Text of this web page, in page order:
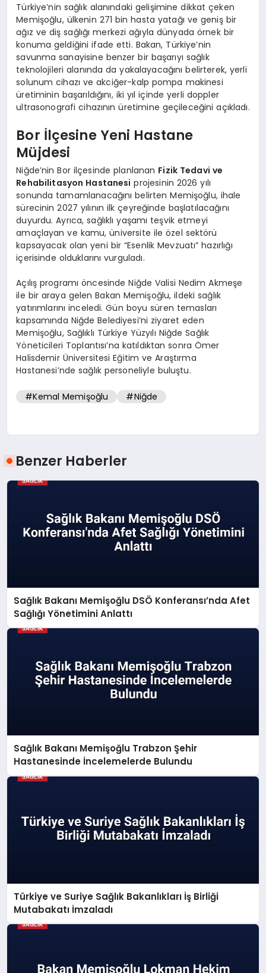
Türkiye’nin sağlık alanındaki gelişimine dikkat çeken
Memişoğlu, ülkenin 271 bin hasta yatağı ve geniş bir
ağız ve diş sağlığı merkezi ağıyla dünyada örnek bir
konuma geldiğini ifade etti. Bakan, Türkiye’nin
savunma sanayisine benzer bir başarıyı sağlık
teknolojileri alanında da yakalayacağını belirterek, yerli
solunum cihazı ve akciğer-kalp pompa makinesi
üretiminin başarıldığını, iki yıl içinde yerli doppler
ultrasonografi cihazının üretimine geçileceğini açıkladı.
Bor İlçesine Yeni Hastane
Müjdesi
Niğde’nin Bor ilçesinde planlanan Fizik Tedavi ve
Rehabilitasyon Hastanesi projesinin 2026 yılı
sonunda tamamlanacağını belirten Memişoğlu, ihale
sürecinin 2027 yılının ilk çeyreğinde başlatılacağını
duyurdu. Ayrıca, sağlıklı yaşamı teşvik etmeyi
amaçlayan ve kamu, üniversite ile özel sektörü
kapsayacak olan yeni bir “Esenlik Mevzuatı” hazırlığı
içerisinde olduklarını vurguladı.
Açılış programı öncesinde Niğde Valisi Nedim Akmeşe
ile bir araya gelen Bakan Memişoğlu, ildeki sağlık
yatırımlarını inceledi. Gün boyu süren temasları
kapsamında Niğde Belediyesi’ni ziyaret eden
Memişoğlu, Sağlıklı Türkiye Yüzyılı Niğde Sağlık
Yöneticileri Toplantısı’na katıldıktan sonra Ömer
Halisdemir Üniversitesi Eğitim ve Araştırma
Hastanesi’nde sağlık personeliyle buluştu.
#Kemal Memişoğlu #Niğde
Benzer Haberler
Sağlık Bakanı Memişoğlu DSÖ Konferansı’nda Afet
Sağlığı Yönetimini Anlattı
Sağlık Bakanı Memişoğlu Trabzon Şehir
Hastanesinde İncelemelerde Bulundu
Türkiye ve Suriye Sağlık Bakanlıkları İş Birliği
Mutabakatı İmzaladı